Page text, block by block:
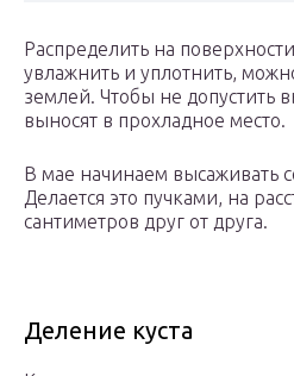
Распределить на
увлажнить и уплотнить,
землей. Чтобы не допустить
выносят в прохладное место.
В мае начинаем высаживать
Делается это пучками, на
сантиметров друг от друга.
Деление куста